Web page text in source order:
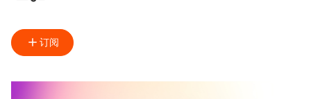
订阅